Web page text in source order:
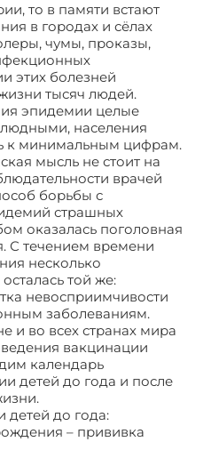
то в памяти встают
в городах и сёлах
чумы, проказы,
этих болезней
тысяч людей.
эпидемии целые
населения
к минимальным цифрам.
мысль не стоит на
врачей
борьбы с
страшных
оказалась поголовная
С течением времени
несколько
той же:
невосприимчивости
заболеваниям.
и во всех странах мира
вакцинации
календарь
детей до года и после
детей до года:
– прививка